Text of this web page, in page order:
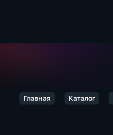
Главная Каталог